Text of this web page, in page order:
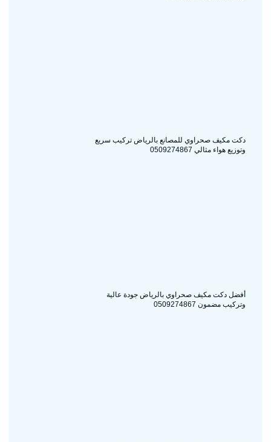
دكت مكيف صحراوي للمصانع بالرياض تركيب سريع
وتوزيع هواء مثالي 0509274867
أفضل دكت مكيف صحراوي بالرياض جودة عالية
وتركيب مضمون 0509274867